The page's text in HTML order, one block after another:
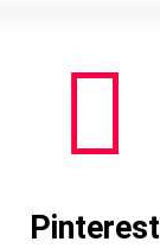
Pinterest